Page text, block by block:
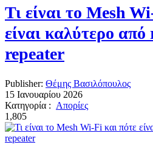
Τι είναι το Mesh
είναι καλύτερο
repeater
Publisher: Θέμης Βασιλόπουλος
15 Ιανουαρίου 2026
Κατηγορία : Απορίες
1,805